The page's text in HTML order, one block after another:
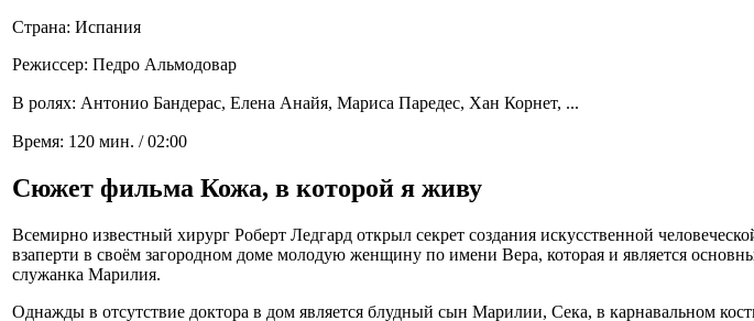
Страна: Испания
Режиссер: Педро Альмодовар
В ролях: Антонио Бандерас, Елена Анайя, Мариса Паредес, Хан Корнет, ...
Время: 120 мин. / 02:00
Сюжет фильма Кожа, в которой я живу
Всемирно известный хирург Роберт Ледгард открыл секрет создания искусственной
взаперти в своём загородном доме молодую женщину по имени Вера, которая и является
служанка Марилия.
Однажды в отсутствие доктора в дом является блудный сын Марилии, Сека, в карнавальном